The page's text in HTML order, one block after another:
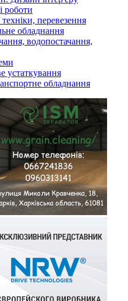
роботи
перевезення
обладнання
водопостачання,
устаткування
обладнання